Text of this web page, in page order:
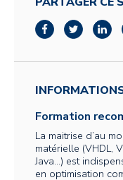
Formation
La maitrise d’au
matérielle (VHDL,
Java...) est
en optimisation